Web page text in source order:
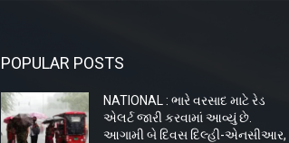
POPULAR POSTS
NATIONAL : ભારે વરસાદ માટે રેડ
એલર્ટ જારી કરવામાં આવ્યું છે.
આગામી બે દિવસ દિલ્હી-એનસીઆર,